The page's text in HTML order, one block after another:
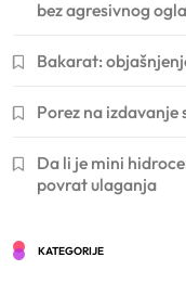
bez agresivnog
Bakarat:
Porez na izdavanje
Da li je mini
povrat ulaganja
KATEGORIJE